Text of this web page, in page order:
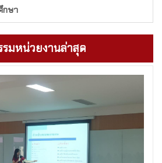
กษา
รมหน่วยงานล่าสุด